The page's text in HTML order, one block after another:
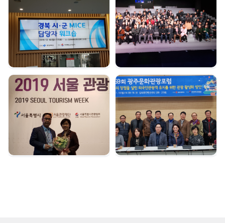
경북시군 마이스 담당자
워크숍 | 2019. 12. 16
여수 마이스육성포럼 |
2019. 12. 05
서울관광대상 수상 |
2019. 12. 04
광주문화관광포럼 |
2019. 11. 18